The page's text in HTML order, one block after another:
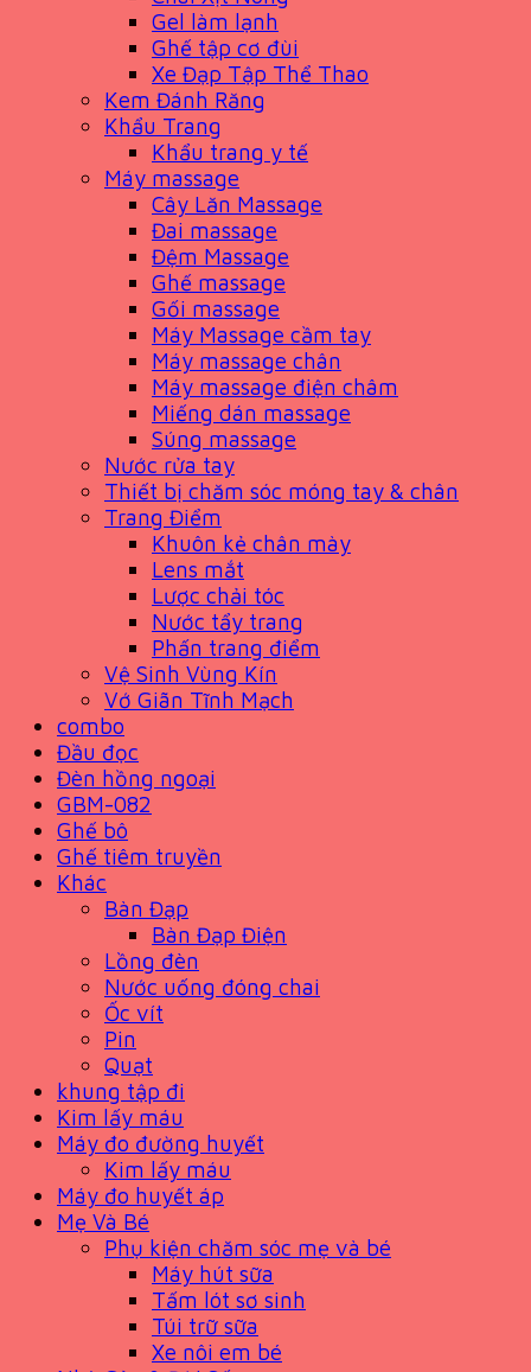
Gel làm lạnh
Ghế tập cơ đùi
Xe Đạp Tập Thể Thao
Kem Đánh Răng
Khẩu Trang
Khẩu trang y tế
Máy massage
Cây Lăn Massage
Đai massage
Đệm Massage
Ghế massage
Gối massage
Máy Massage cầm tay
Máy massage chân
Máy massage điện châm
Miếng dán massage
Súng massage
Nước rửa tay
Thiết bị chăm sóc móng tay & chân
Trang Điểm
Khuôn kẻ chân mày
Lens mắt
Lược chải tóc
Nước tẩy trang
Phấn trang điểm
Vệ Sinh Vùng Kín
Vớ Giãn Tĩnh Mạch
combo
Đầu đọc
Đèn hồng ngoại
GBM-082
Ghế bô
Ghế tiêm truyền
Khác
Bàn Đạp
Bàn Đạp Điện
Lồng đèn
Nước uống đóng chai
Ốc vít
Pin
Quạt
khung tập đi
Kim lấy máu
Máy đo đường huyết
Kim lấy máu
Máy đo huyết áp
Mẹ Và Bé
Phụ kiện chăm sóc mẹ và bé
Máy hút sữa
Tấm lót sơ sinh
Túi trữ sữa
Xe nôi em bé